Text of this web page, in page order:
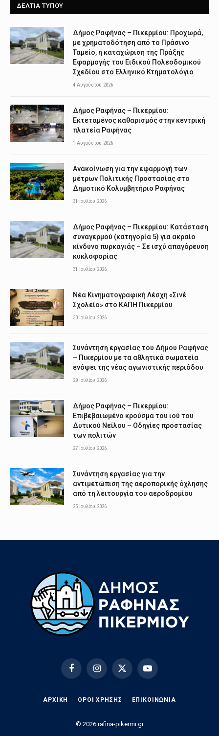
ΔΕΛΤΙΑ ΤΥΠΟΥ
Δήμος Ραφήνας – Πικερμίου: Προχωρά,
με χρηματοδότηση από το Πράσινο
Ταμείο, η καταχώριση της Πράξης
Εφαρμογής του Ειδικού Πολεοδομικού
Σχεδίου στο Ελληνικό Κτηματολόγιο
4 Αυγούστου 2026
Δήμος Ραφήνας – Πικερμίου:
Εκτεταμένος καθαρισμός στην κεντρική
πλατεία Ραφήνας
1 Αυγούστου 2026
Ανακοίνωση για την εφαρμογή των
μέτρων Πολιτικής Προστασίας στο
Δημοτικό Κολυμβητήριο Ραφήνας
31 Ιουλίου 2026
Δήμος Ραφήνας – Πικερμίου: Κατάσταση
συναγερμού (κατηγορία 5) για ακραίο
κίνδυνο πυρκαγιάς – Σε ισχύ απαγόρευση
κυκλοφορίας
31 Ιουλίου 2026
Νέα Κινηματογραφική Λέσχη «Σινέ
Σχολείο» στο ΚΑΠΗ Πικερμίου
30 Ιουλίου 2026
Συνάντηση εργασίας του Δήμου Ραφήνας
– Πικερμίου με τα αθλητικά σωματεία
ενόψει της νέας αγωνιστικής περιόδου
29 Ιουλίου 2026
Δήμος Ραφήνας – Πικερμίου:
Επιβεβαιωμένο κρούσμα του ιού του
Δυτικού Νείλου – Οδηγίες προστασίας
των πολιτών
27 Ιουλίου 2026
Συνάντηση εργασίας για την
αντιμετώπιση της αεροπορικής όχλησης
από τη λειτουργία του αεροδρομίου
25 Ιουλίου 2026
FacebookInstagramX
YouTube
ΑΡΧΙΚΗ ΟΡΟΙ ΧΡΗΣΗΣ EΠΙΚΟΙΝΩΝΊΑ
© 2026 rafina-pikermi.gr